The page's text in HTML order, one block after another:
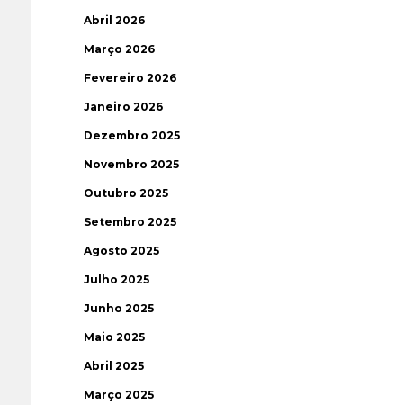
Abril 2026
Março 2026
Fevereiro 2026
Janeiro 2026
Dezembro 2025
Novembro 2025
Outubro 2025
Setembro 2025
Agosto 2025
Julho 2025
Junho 2025
Maio 2025
Abril 2025
Março 2025